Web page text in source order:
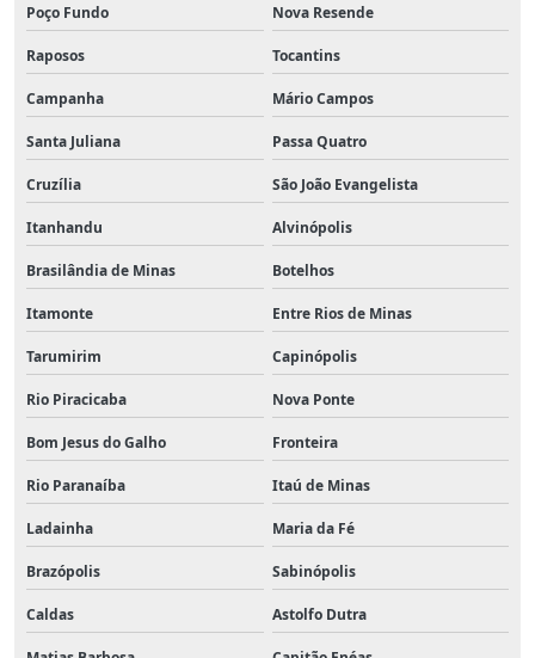
Poço Fundo Nova Resende
Raposos Tocantins
Campanha Mário Campos
Santa Juliana Passa Quatro
Cruzília São João Evangelista
Itanhandu Alvinópolis
Brasilândia de Minas Botelhos
Itamonte Entre Rios de Minas
Tarumirim Capinópolis
Rio Piracicaba Nova Ponte
Bom Jesus do Galho Fronteira
Rio Paranaíba Itaú de Minas
Ladainha Maria da Fé
Brazópolis Sabinópolis
Caldas Astolfo Dutra